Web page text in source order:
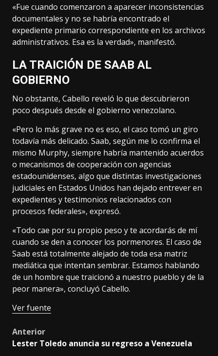
«Fue cuando comenzaron a aparecer inconsistencias
documentales y no se habría encontrado el
expediente primario correspondiente en los archivos
administrativos. Esa es la verdad», manifestó.
LA TRAICIÓN DE SAAB AL
GOBIERNO
No obstante, Cabello reveló lo que descubrieron
poco después desde el gobierno venezolano.
«Pero lo más grave no es eso, el caso tomó un giro
todavía más delicado. Saab, según me lo confirma el
mismo Murphy, siempre habría mantenido acuerdos
o mecanismos de cooperación con agencias
estadounidenses, algo que distintas investigaciones
judiciales en Estados Unidos han dejado entrever en
expedientes y testimonios relacionados con
procesos federales», expresó.
«Todo cae por su propio peso y te acordarás de mí
cuando se den a conocer los pormenores. El caso de
Saab está totalmente alejado de toda esa matriz
mediática que intentan sembrar. Estamos hablando
de un hombre que traicionó a nuestro pueblo y de la
peor manera», concluyó Cabello.
Ver fuente
Post
Anterior
Lester Toledo anuncia su regreso a Venezuela